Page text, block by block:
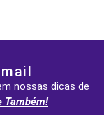
nossas dicas de
Também!